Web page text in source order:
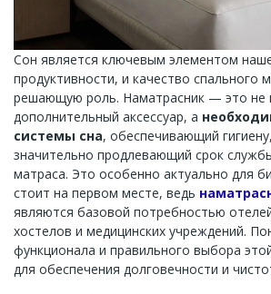
Сон является ключевым элементом
продуктивности, и качество спального
решающую роль. Наматрасник — это не
дополнительный аксессуар, а
системы сна, обеспечивающий
значительно продлевающий срок
матраса. Это особенно актуально для
стоит на первом месте, ведь
являются базовой потребностью
хостелов и медицинских учреждений.
функционала и правильного выбора
для обеспечения долговечности и